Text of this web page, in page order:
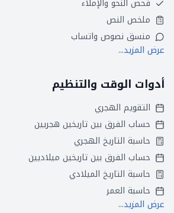
فحص النحو والإملاء
ملخص النص
منسق نصوص واتساب
عرض المزيد...
أدوات الوقت والتنظيم
التقويم الهجري
حساب الفرق بين تاريخين هجريين
حاسبة التاريخ الهجري
حساب الفرق بين تاريخين ميلاديين
حاسبة التاريخ الميلادي
حاسبة العمر
عرض المزيد...